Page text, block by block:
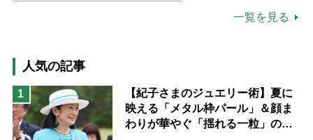
猫が母になつきません
息子の遠距離介護サバイバル術
兄がボケました
便利なサービス
予防法
一覧を見る
人気の記事
1
【紀子さまのジュエリー術】夏に
映える「メタル枠パール」＆顔ま
わりが華やぐ「揺れる一粒」の使